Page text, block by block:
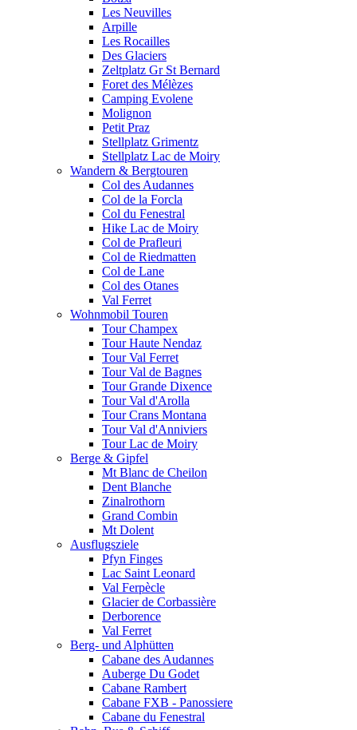
Les Neuvilles
Arpille
Les Rocailles
Des Glaciers
Zeltplatz Gr St Bernard
Foret des Mélèzes
Camping Evolene
Molignon
Petit Praz
Stellplatz Grimentz
Stellplatz Lac de Moiry
Wandern & Bergtouren
Col des Audannes
Col de la Forcla
Col du Fenestral
Hike Lac de Moiry
Col de Prafleuri
Col de Riedmatten
Col de Lane
Col des Otanes
Val Ferret
Wohnmobil Touren
Tour Champex
Tour Haute Nendaz
Tour Val Ferret
Tour Val de Bagnes
Tour Grande Dixence
Tour Val d'Arolla
Tour Crans Montana
Tour Val d'Anniviers
Tour Lac de Moiry
Berge & Gipfel
Mt Blanc de Cheilon
Dent Blanche
Zinalrothorn
Grand Combin
Mt Dolent
Ausflugsziele
Pfyn Finges
Lac Saint Leonard
Val Ferpècle
Glacier de Corbassière
Derborence
Val Ferret
Berg- und Alphütten
Cabane des Audannes
Auberge Du Godet
Cabane Rambert
Cabane FXB - Panossiere
Cabane du Fenestral